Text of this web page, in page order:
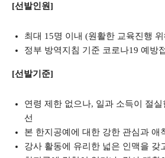
[선발인원]
최대 15명 이내 (원활한 교육진행
정부 방역지침 기준 코로나19 예방
[선발기준]
연령 제한 없으나, 일과 소득이 절
선
본 한지공예에 대한 강한 관심과 애
강사 활동에 유리한 넓은 인맥을 갖